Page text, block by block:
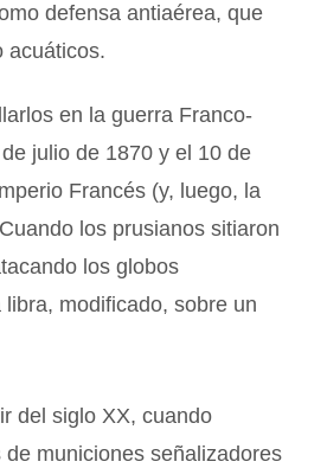
defensa antiaérea, que
acuáticos.
en la guerra Franco-
julio de 1870 y el 10 de
Francés (y, luego, la
los prusianos sitiaron
los globos
modificado, sobre un
del siglo XX, cuando
municiones señalizadores